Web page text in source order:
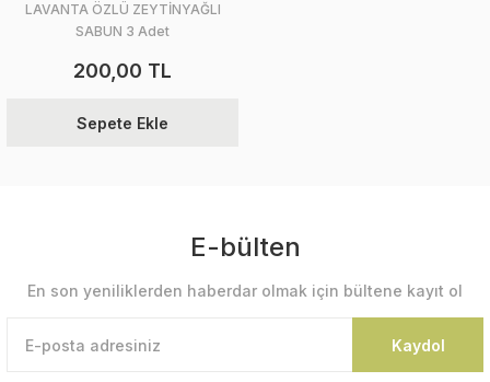
LAVANTA ÖZLÜ ZEYTİNYAĞLI
SABUN 3 Adet
200,00 TL
Sepete Ekle
E-bülten
En son yeniliklerden haberdar olmak için bültene kayıt ol
Kaydol